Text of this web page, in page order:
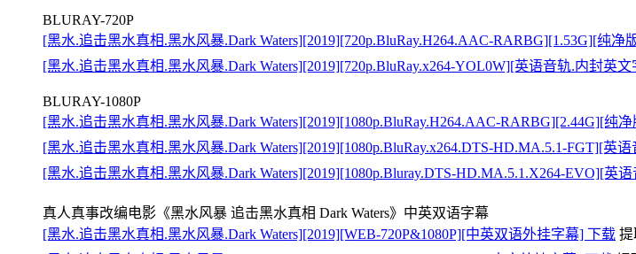
BLURAY-720P
[黑水.追击黑水真相.黑水风暴.Dark Waters][2019][720p.BluRay.H264.AAC-RARBG][1.53G][纯净
[黑水.追击黑水真相.黑水风暴.Dark Waters][2019][720p.BluRay.x264-YOL0W][英语音轨.内封英
BLURAY-1080P
[黑水.追击黑水真相.黑水风暴.Dark Waters][2019][1080p.BluRay.H264.AAC-RARBG][2.44G][纯
[黑水.追击黑水真相.黑水风暴.Dark Waters][2019][1080p.BluRay.x264.DTS-HD.MA.5.1-FGT][英
[黑水.追击黑水真相.黑水风暴.Dark Waters][2019][1080p.Bluray.DTS-HD.MA.5.1.X264-EVO][英
真人真事改编电影《黑水风暴 追击黑水真相 Dark Waters》中英双语字幕
[黑水.追击黑水真相.黑水风暴.Dark Waters][2019][WEB-720P&1080P][中英双语外挂字幕] 下载 提